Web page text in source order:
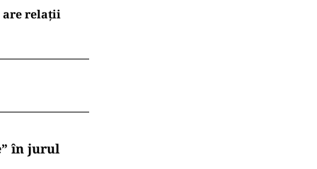
are relații
în jurul